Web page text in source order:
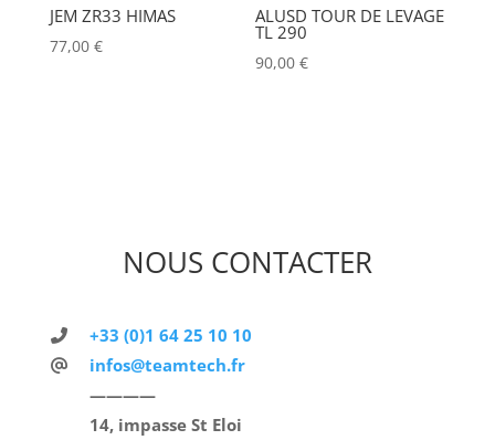
JEM ZR33 HIMAS
77,00 €
ALUSD TOUR DE LEVAGE
TL 290
90,00€
NOUS CONTACTER
+33 (0)1 64 25 10 10
infos@teamtech.fr
————
14, impasse St Eloi